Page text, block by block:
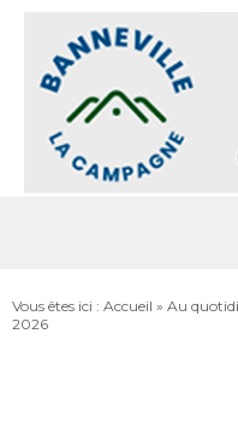
Vous êtes ici : Accueil » Au
2026